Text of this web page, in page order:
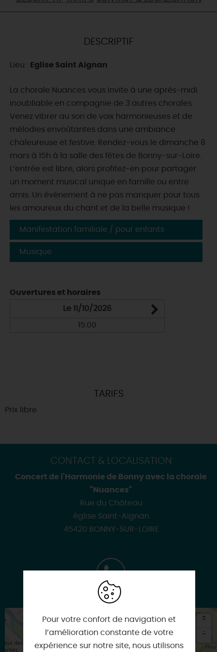
CETTE SEMAINE
TOUT L'AGENDA
DESCRIPTIF
Lieu : Eglise Saint Aignan
La chorale Nuances vous invite à une après-midi
inoubliable en compagnie de 3 autres chorales.
Venez vibrer au son de voix harmonieuses et de
mélodies envoûtantes dans une ambiance
chaleureuse et festive. Rendez-vous le dimanche 8
mars à 15h à la salle des fêtes de Bonny-sur-Loire.
L’entrée est libre, alors profitez-en pour partager
un moment musical unique en famille ou entre
amis. Un événement à ne pas manquer pour tous
les amoureux du chant et de la belle musique !
Manifestation familiale / pour enfants
Musique
Ouvertures et horaires
Le 11/10/2026
15:00
TARIFS
Prix libre
CONTACT & LOCALISATION
Concert de l'Harmonie de Bonny avec la chorale
"Nuances"
Rue du Château
église Saint-Aignan
45420 BONNY-SUR-LOIRE
06 10 53 92 19
×
+
-
Pour votre confort de navigation et
l’amélioration constante de votre
expérience sur notre site, nous utilisons